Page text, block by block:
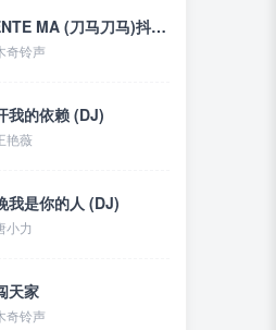
MENTE MA (刀马刀马)抖音DJ
奇铃声
我的依赖 (DJ)
艳薇
我是你的人 (DJ)
小力
天家
奇铃声